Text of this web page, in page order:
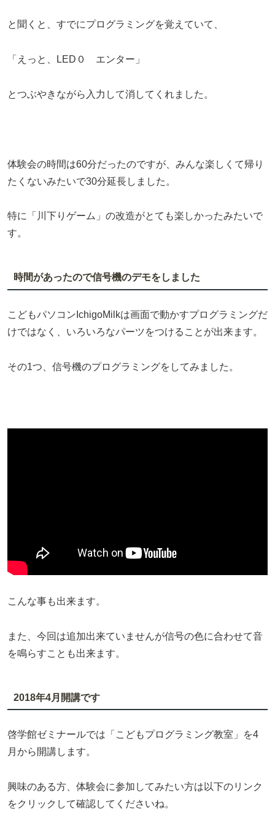
と聞くと、すでにプログラミングを覚えていて、
「えっと、LED０ エンター」
とつぶやきながら入力して消してくれました。
体験会の時間は60分だったのですが、みんな楽しくて帰り
たくないみたいで30分延長しました。
特に「川下りゲーム」の改造がとても楽しかったみたいで
す。
時間があったので信号機のデモをしました
こどもパソコンIchigoMilkは画面で動かすプログラミングだ
けではなく、いろいろなパーツをつけることが出来ます。
その1つ、信号機のプログラミングをしてみました。
こんな事も出来ます。
また、今回は追加出来ていませんが信号の色に合わせて音
を鳴らすことも出来ます。
2018年4月開講です
啓学館ゼミナールでは「こどもプログラミング教室」を4
月から開講します。
興味のある方、体験会に参加してみたい方は以下のリンク
をクリックして確認してくださいね。